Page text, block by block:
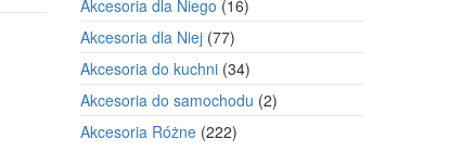
Akcesoria dla Niego 1616
Akcesoria dla Niej 7777
produktów
Akcesoria do kuchni 3434
produkty
Akcesoria do samochodu 22
Akcesoria Różne 222222